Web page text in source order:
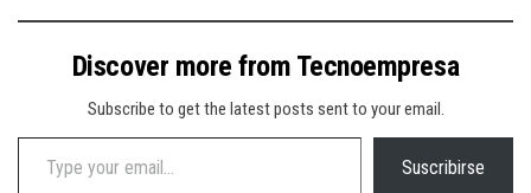
Discover more from Tecnoempresa
Subscribe to get the latest posts sent to your email.
Type your email…
Suscribirse